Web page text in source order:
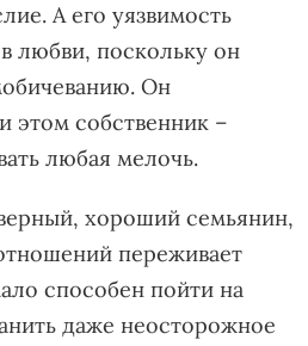
А его уязвимость
любви, поскольку он
Он
этом собственник –
любая мелочь.
хороший семьянин,
переживает
способен пойти на
даже неосторожное